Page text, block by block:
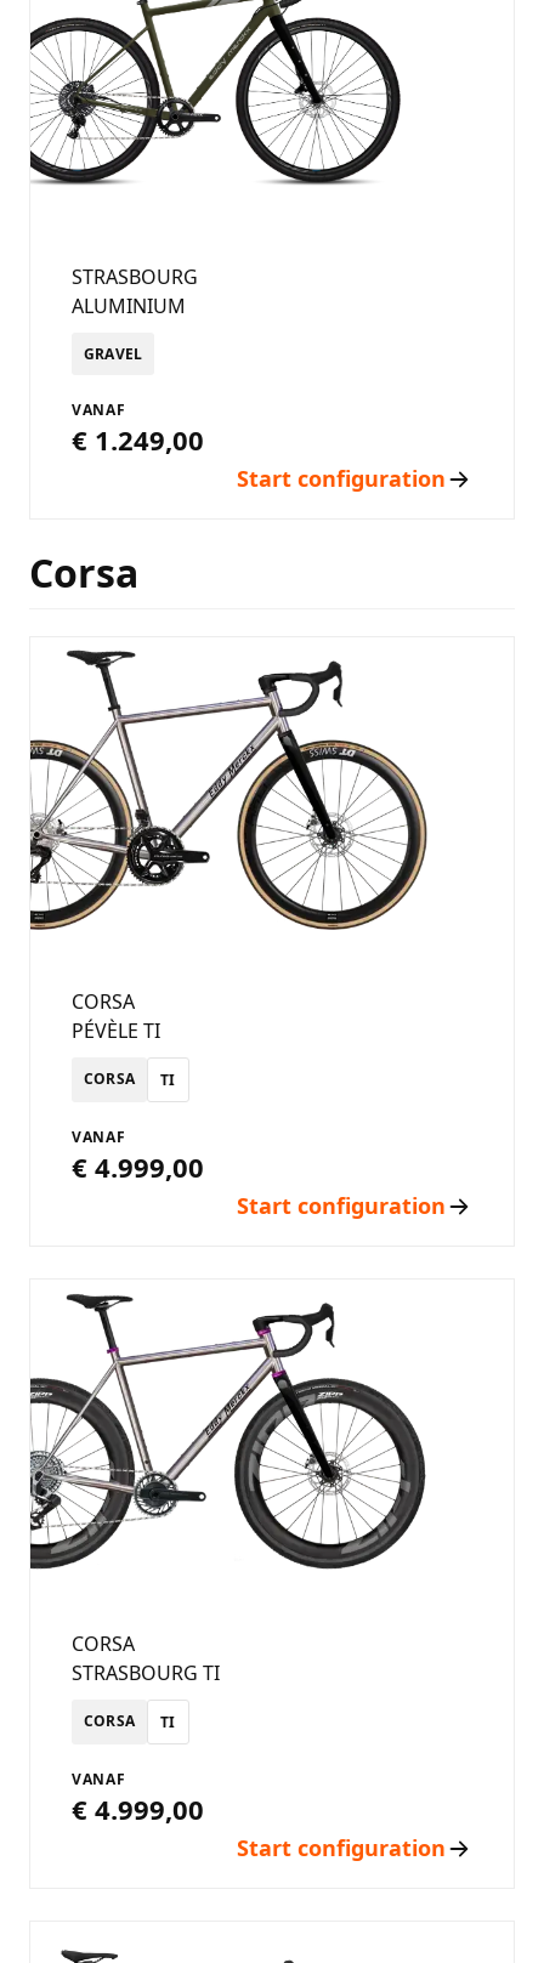
STRASBOURG
ALUMINIUM
GRAVEL
VANAF
€ 1.249,00
Start configuration
Corsa
CORSA
PÉVÈLE TI
CORSA TI
VANAF
€ 4.999,00
Start configuration
CORSA
STRASBOURG TI
CORSA TI
VANAF
€ 4.999,00
Start configuration